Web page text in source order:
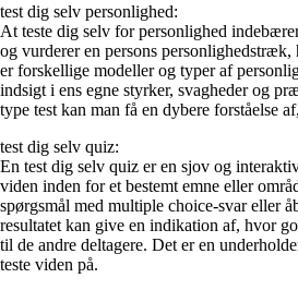
test dig selv personlighed:
At teste dig selv for personlighed
og vurderer en persons
er forskellige modeller og typer af
indsigt i ens egne styrker, svagheder og
type test kan man få en dybere forståelse
test dig selv quiz:
En test dig selv quiz er en sjov og
viden inden for et bestemt emne eller
spørgsmål med multiple choice-svar eller
resultatet kan give en indikation af, hvor
til de andre deltagere. Det er en
teste viden på.